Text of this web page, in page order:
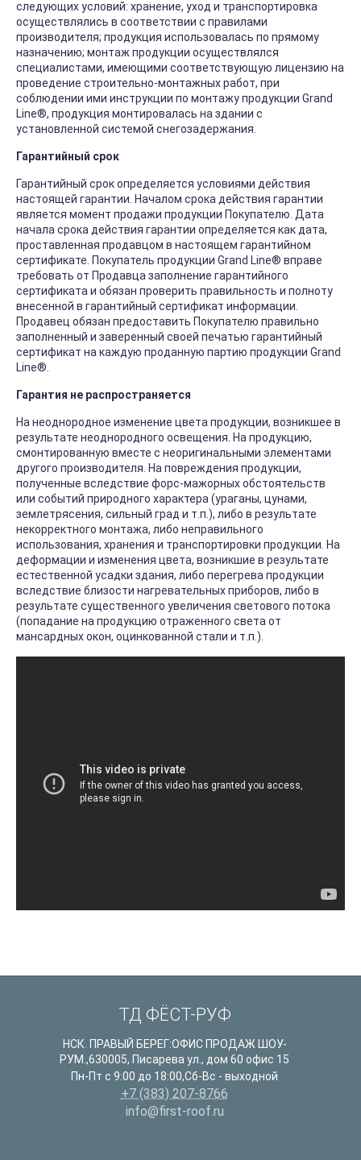
следующих условий: хранение, уход и транспортировка
осуществлялись в соответствии с правилами
производителя; продукция использовалась по прямому
назначению; монтаж продукции осуществлялся
специалистами, имеющими соответствующую лицензию на
проведение строительно-монтажных работ, при
соблюдении ими инструкции по монтажу продукции Grand
Line®, продукция монтировалась на здании с
установленной системой снегозадержания.
Гарантийный срок
Гарантийный срок определяется условиями действия
настоящей гарантии. Началом срока действия гарантии
является момент продажи продукции Покупателю. Дата
начала срока действия гарантии определяется как дата,
проставленная продавцом в настоящем гарантийном
сертификате. Покупатель продукции Grand Line® вправе
требовать от Продавца заполнение гарантийного
сертификата и обязан проверить правильность и полноту
внесенной в гарантийный сертификат информации.
Продавец обязан предоставить Покупателю правильно
заполненный и заверенный своей печатью гарантийный
сертификат на каждую проданную партию продукции Grand
Line®.
Гарантия не распространяется
На неоднородное изменение цвета продукции, возникшее в
результате неоднородного освещения. На продукцию,
смонтированную вместе с неоригинальными элементами
другого производителя. На повреждения продукции,
полученные вследствие форс-мажорных обстоятельств
или событий природного характера (ураганы, цунами,
землетрясения, сильный град и т.п.), либо в результате
некорректного монтажа, либо неправильного
использования, хранения и транспортировки продукции. На
деформации и изменения цвета, возникшие в результате
естественной усадки здания, либо перегрева продукции
вследствие близости нагревательных приборов, либо в
результате существенного увеличения светового потока
(попадание на продукцию отраженного света от
мансардных окон, оцинкованной стали и т.п.).
ТД ФЁСТ-РУФ
НСК. ПРАВЫЙ БЕРЕГ:ОФИС ПРОДАЖ ШОУ-
РУМ.,630005, Писарева ул., дом 60 офис 15
Пн-Пт с 9:00 до 18:00,Сб-Вс - выходной
+7 (383) 207-8766
info@first-roof.ru